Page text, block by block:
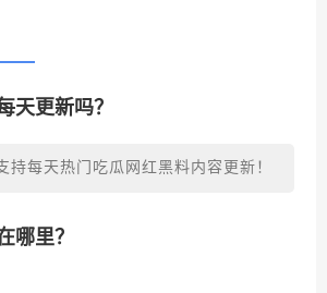
天更新吗？
持每天热门吃瓜网红黑料内容更新！
哪里？